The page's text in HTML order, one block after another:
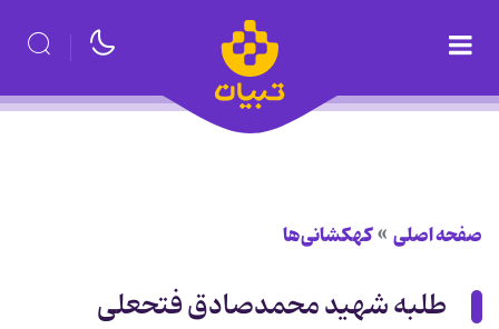
صفحه اصلی کهکشانی‌ها
طلبه شهید محمدصادق فتحعلی